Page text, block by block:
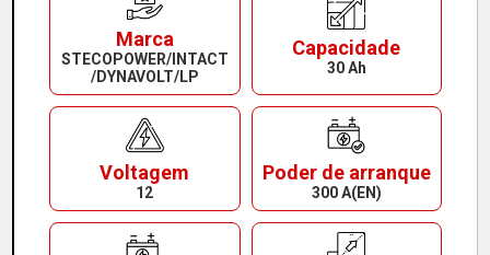
Marca
STECOPOWER/INTACT
/DYNAVOLT/LP
Capacidade
30 Ah
Voltagem
12
Poder de arranque
300 A(EN)